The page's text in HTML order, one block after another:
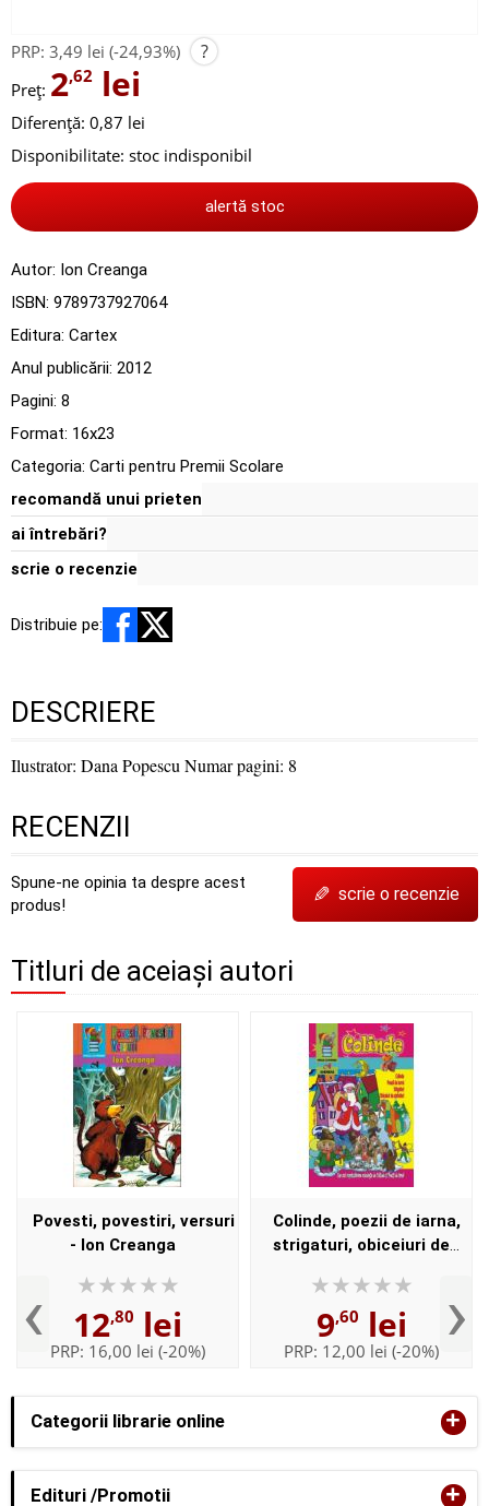
Categorii librarie online +
Edituri /Promotii +
PRP: 3,49 lei (-24,93%) ?
Preț: 2,62 lei
Diferență: 0,87 lei
Disponibilitate: stoc indisponibil
alertă stoc
Autor: Ion Creanga
ISBN: 9789737927064
Editura: Cartex
Anul publicării: 2012
Pagini: 8
Format: 16x23
Categoria: Carti pentru Premii Scolare
recomandă unui prieten
ai întrebări?
scrie o recenzie
Distribuie pe:
DESCRIERE
Ilustrator: Dana Popescu Numar pagini: 8
RECENZII
Spune-ne opinia ta despre acest
produs!
✎ scrie o recenzie
Titluri de aceiași autori
‹
Povesti, povestiri, versuri
- Ion Creanga
12,80 lei
PRP: 16,00 lei (-20%)
Colinde, poezii de iarna,
strigaturi, obiceiuri de
9,60 lei
PRP: 12,00 lei (-20%) ›